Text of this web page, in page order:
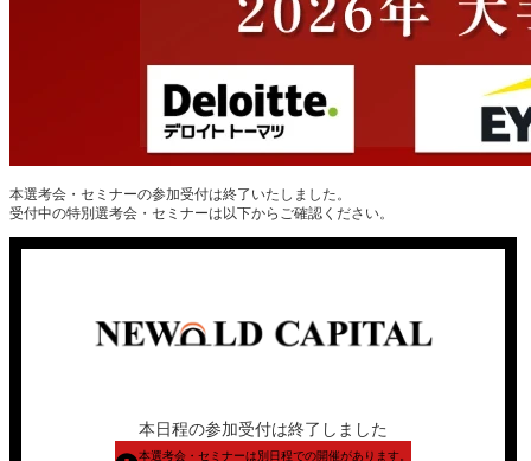
本選考会・セミナーの参加受付は終了いたしました。
受付中の特別選考会・セミナーは以下からご確認ください。
本日程の参加受付は終了しました
本選考会・セミナーは別日程での開催があります。